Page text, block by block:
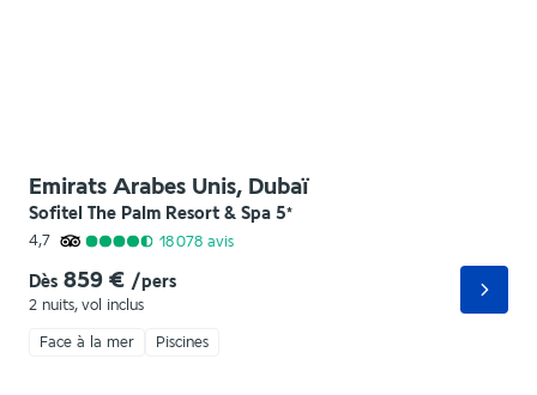
Emirats Arabes Unis, Dubaï
Sofitel The Palm Resort & Spa 5*
4,7
18 078 avis
Dès 859 € /pers
2 nuits, vol inclus
Face à la mer Piscines